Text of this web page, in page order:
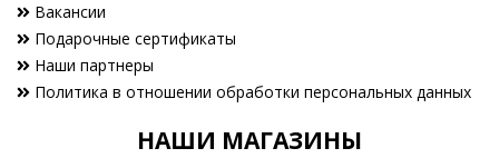
Вакансии
Подарочные сертификаты
Наши партнеры
Политика в отношении обработки персональных данных
НАШИ МАГАЗИНЫ